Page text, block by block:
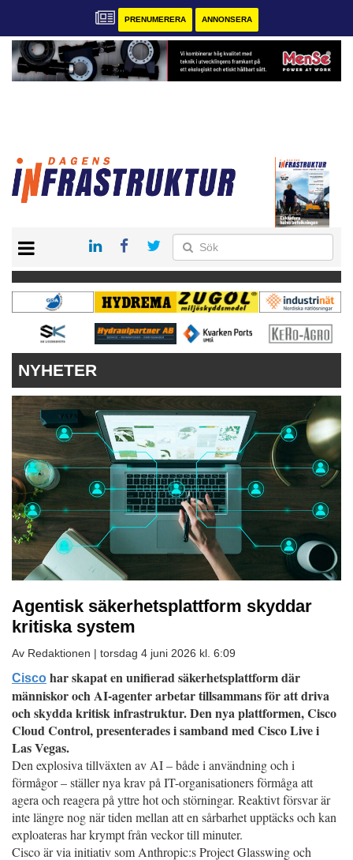
PRENUMERERA ANNONSERA
KONTAKT
VÅRA ANDRA MAGASIN
PRENUMERERA
ANNONSERA
NYHETER
Agentisk säkerhetsplattform skyddar
kritiska system
Av Redaktionen | torsdag 4 juni 2026 kl. 6:09
Cisco har skapat en unifierad säkerhetsplattform där
människor och AI-agenter arbetar tillsammans för att driva
och skydda kritisk infrastruktur. Den nya plattformen, Cisco
Cloud Control, presenterades i samband med Cisco Live i
Las Vegas.
Den explosiva tillväxten av AI – både i användning och i
förmågor – ställer nya krav på IT-organisationers förmåga att
agera och reagera på yttre hot och störningar. Reaktivt försvar är
inte längre nog när tiden mellan att en sårbarhet upptäcks och kan
exploateras har krympt från veckor till minuter.
Cisco är via initiativ som Anthropic:s Project Glasswing och